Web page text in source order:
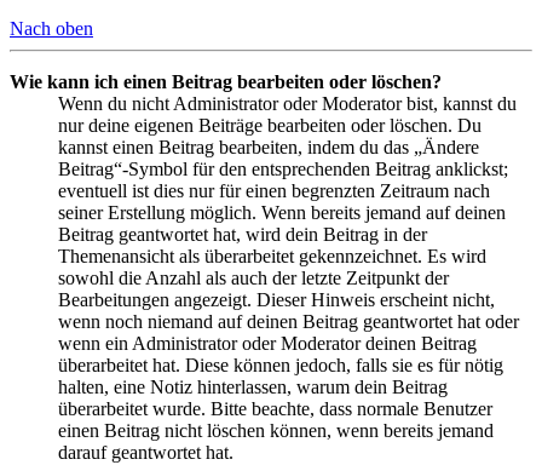
Nach oben
Wie kann ich einen Beitrag bearbeiten oder löschen?
Wenn du nicht Administrator oder Moderator bist, kannst du
nur deine eigenen Beiträge bearbeiten oder löschen. Du
kannst einen Beitrag bearbeiten, indem du das „Ändere
Beitrag“-Symbol für den entsprechenden Beitrag anklickst;
eventuell ist dies nur für einen begrenzten Zeitraum nach
seiner Erstellung möglich. Wenn bereits jemand auf deinen
Beitrag geantwortet hat, wird dein Beitrag in der
Themenansicht als überarbeitet gekennzeichnet. Es wird
sowohl die Anzahl als auch der letzte Zeitpunkt der
Bearbeitungen angezeigt. Dieser Hinweis erscheint nicht,
wenn noch niemand auf deinen Beitrag geantwortet hat oder
wenn ein Administrator oder Moderator deinen Beitrag
überarbeitet hat. Diese können jedoch, falls sie es für nötig
halten, eine Notiz hinterlassen, warum dein Beitrag
überarbeitet wurde. Bitte beachte, dass normale Benutzer
einen Beitrag nicht löschen können, wenn bereits jemand
darauf geantwortet hat.